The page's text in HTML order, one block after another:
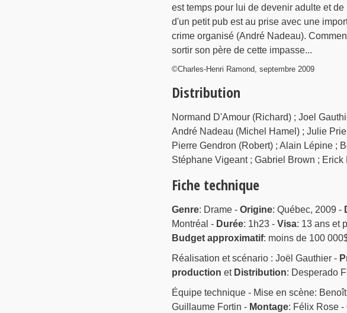
est temps pour lui de devenir adulte et
d'un petit pub est au prise avec une
crime organisé (André Nadeau).
sortir son père de cette impasse...
©Charles-Henri Ramond, septembre 2009
Distribution
Normand D'Amour (Richard) ; Joel
André Nadeau (Michel Hamel) ; Julie
Pierre Gendron (Robert) ; Alain Lépine ;
Stéphane Vigeant ; Gabriel Brown ; Erick
Fiche technique
Genre: Drame - Origine: Québec, 2009 -
Montréal - Durée: 1h23 - Visa: 13 ans et
Budget approximatif: moins de 100
Réalisation et scénario : Joël Gauthier -
production et Distribution: Desperado
Équipe technique - Mise en scène:
Guillaume Fortin - Montage: Félix Rose -